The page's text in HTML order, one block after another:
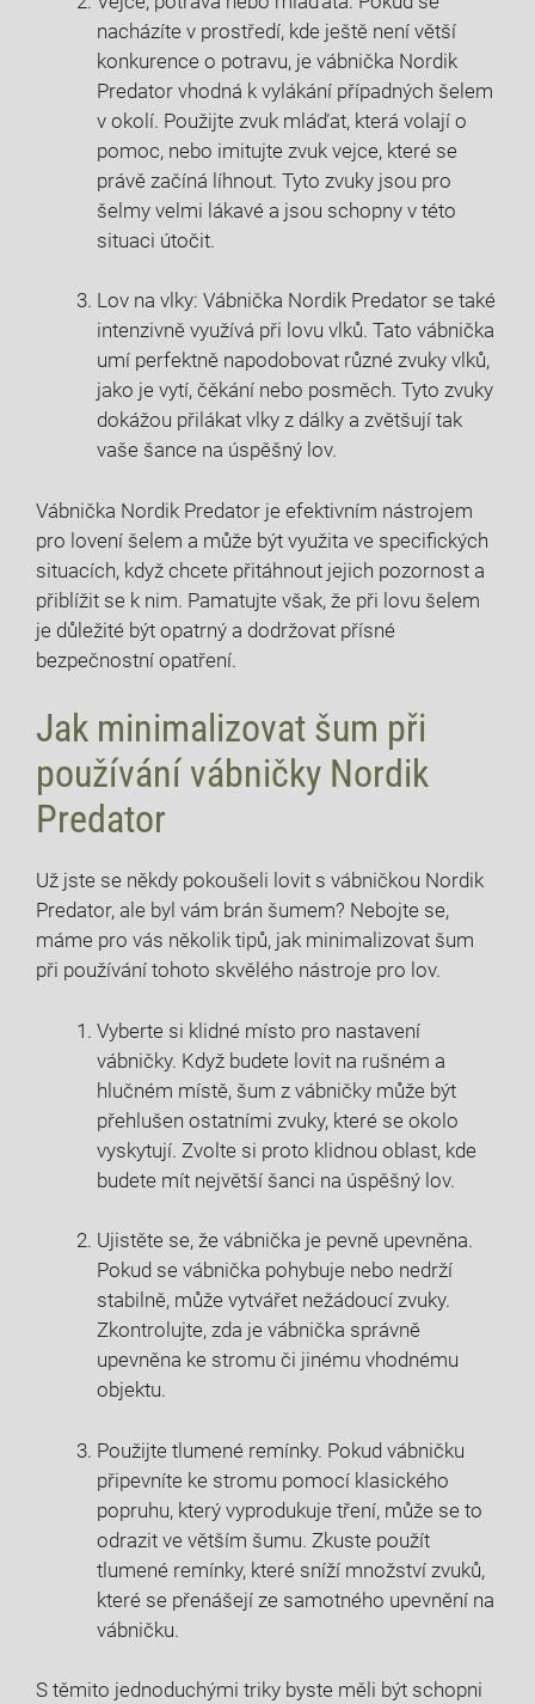
nacházíte v prostředí, kde ještě není větší
konkurence o potravu, je vábnička Nordik
Predator vhodná k vylákání případných šelem
v okolí. Použijte zvuk mláďat, která volají o
pomoc, nebo imitujte zvuk vejce, které se
právě začíná líhnout. Tyto zvuky jsou pro
šelmy velmi lákavé a jsou schopny v této
situaci útočit.
Lov na vlky: Vábnička Nordik Predator se také
intenzivně využívá při lovu vlků. Tato vábnička
umí perfektně napodobovat různé zvuky vlků,
jako je vytí, čěkání nebo posměch. Tyto zvuky
dokážou přilákat vlky z dálky a zvětšují tak
vaše šance na úspěšný lov.
Vábnička Nordik Predator je efektivním nástrojem
pro lovení šelem a může být využita ve specifických
situacích, když chcete přitáhnout jejich pozornost a
přiblížit se k nim. Pamatujte však, že při lovu šelem
je důležité být opatrný a dodržovat přísné
bezpečnostní opatření.
Jak minimalizovat šum při
používání vábničky Nordik
Predator
Už jste se někdy pokoušeli lovit s vábničkou Nordik
Predator, ale byl vám brán šumem? Nebojte se,
máme pro vás několik tipů, jak minimalizovat šum
při používání tohoto skvělého nástroje pro lov.
Vyberte si klidné místo pro nastavení
vábničky. Když budete lovit na rušném a
hlučném místě, šum z vábničky může být
přehlušen ostatními zvuky, které se okolo
vyskytují. Zvolte si proto klidnou oblast, kde
budete mít největší šanci na úspěšný lov.
Ujistěte se, že vábnička je pevně upevněna.
Pokud se vábnička pohybuje nebo nedrží
stabilně, může vytvářet nežádoucí zvuky.
Zkontrolujte, zda je vábnička správně
upevněna ke stromu či jinému vhodnému
objektu.
Použijte tlumené remínky. Pokud vábničku
připevníte ke stromu pomocí klasického
popruhu, který vyprodukuje tření, může se to
odrazit ve větším šumu. Zkuste použít
tlumené remínky, které sníží množství zvuků,
které se přenášejí ze samotného upevnění na
vábničku.
S těmito jednoduchými triky byste měli být schopni